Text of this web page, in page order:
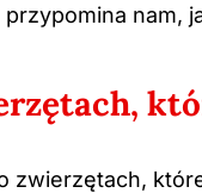
nam,
zwierzętach,